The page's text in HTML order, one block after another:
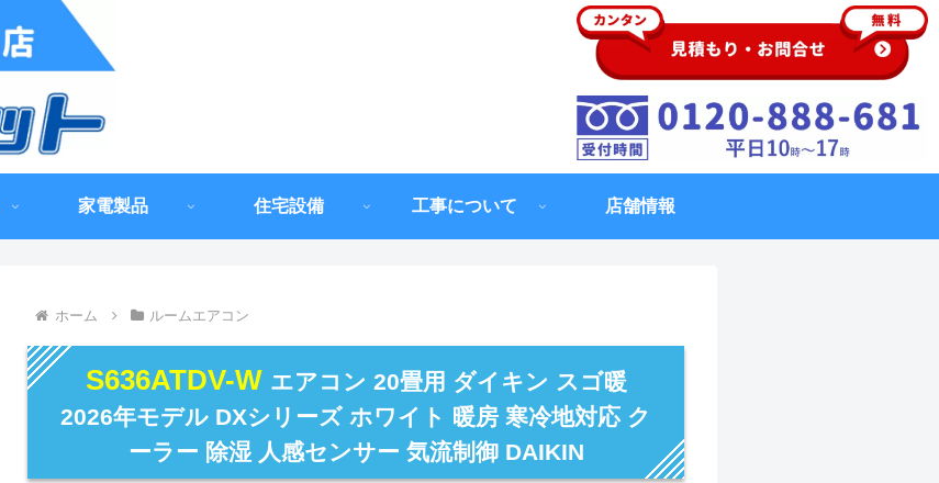
家電製品 住宅設備 工事について 店舗情報
ホーム ルームエアコン
S636ATDV-W エアコン 20畳用 ダイキン スゴ暖
2026年モデル DXシリーズ ホワイト 暖房 寒冷地対応 ク
ーラー 除湿 人感センサー 気流制御 DAIKIN